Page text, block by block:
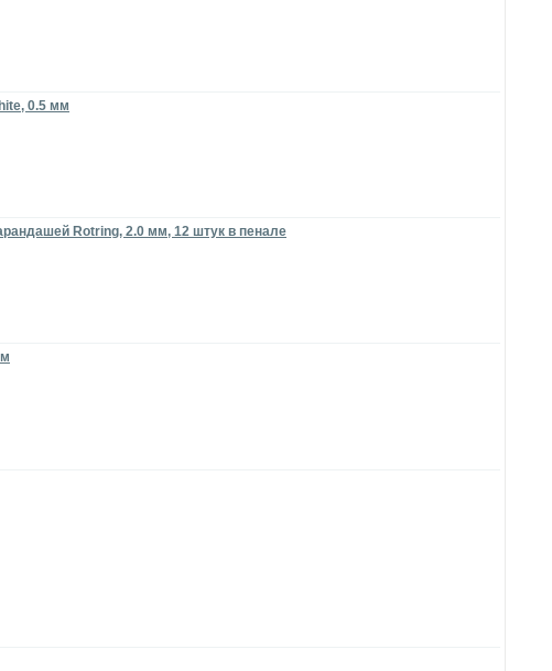
0.5 мм
Rotring, 2.0 мм, 12 штук в пенале